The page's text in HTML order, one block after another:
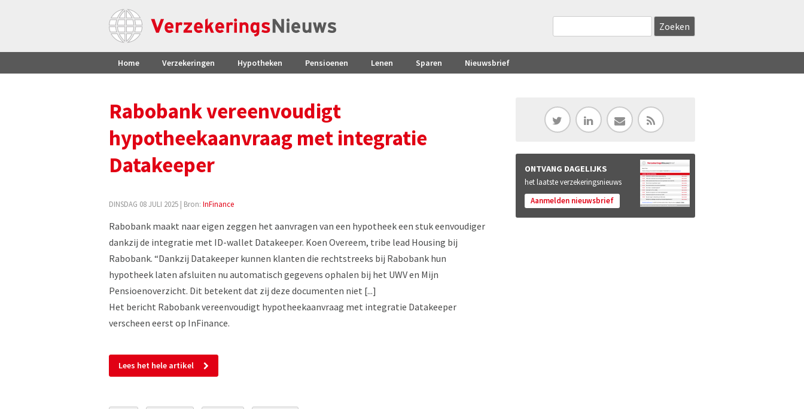
Home Verzekeringen Hypotheken Pensioenen Lenen Sparen Nieuwsbrief
Rabobank vereenvoudigt
hypotheekaanvraag met integratie
Datakeeper
DINSDAG 08 JULI 2025 | Bron: InFinance
Rabobank maakt naar eigen zeggen het aanvragen van een hypotheek een stuk eenvoudiger
dankzij de integratie met ID-wallet Datakeeper. Koen Overeem, tribe lead Housing bij
Rabobank. “Dankzij Datakeeper kunnen klanten die rechtstreeks bij Rabobank hun
hypotheek laten afsluiten nu automatisch gegevens ophalen bij het UWV en Mijn
Pensioenoverzicht. Dit betekent dat zij deze documenten niet [...]
Het bericht Rabobank vereenvoudigt hypotheekaanvraag met integratie Datakeeper
verscheen eerst op InFinance.
Lees het hele artikel
ONTVANG DAGELIJKS
het laatste verzekeringsnieuws
Aanmelden nieuwsbrief